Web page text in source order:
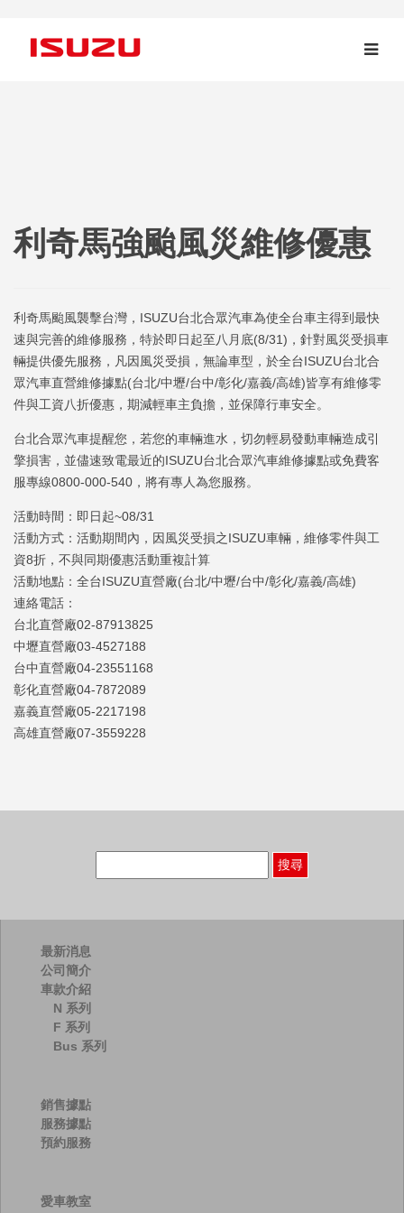
利奇馬強颱風災維修優惠
利奇馬颱風襲擊台灣，ISUZU台北合眾汽車為使全台車主得到最快
速與完善的維修服務，特於即日起至八月底(8/31)，針對風災受損車
輛提供優先服務，凡因風災受損，無論車型，於全台ISUZU台北合
眾汽車直營維修據點(台北/中壢/台中/彰化/嘉義/高雄)皆享有維修零
件與工資八折優惠，期減輕車主負擔，並保障行車安全。
台北合眾汽車提醒您，若您的車輛進水，切勿輕易發動車輛造成引
擎損害，並儘速致電最近的ISUZU台北合眾汽車維修據點或免費客
服專線0800-000-540，將有專人為您服務。
活動時間：即日起~08/31
活動方式：活動期間內，因風災受損之ISUZU車輛，維修零件與工
資8折，不與同期優惠活動重複計算
活動地點：全台ISUZU直營廠(台北/中壢/台中/彰化/嘉義/高雄)
連絡電話：
台北直營廠02-87913825
中壢直營廠03-4527188
台中直營廠04-23551168
彰化直營廠04-7872089
嘉義直營廠05-2217198
高雄直營廠07-3559228
搜
關
最新消息
公司簡介
車款介紹
N 系列
F 系列
Bus 系列
銷售據點
服務據點
預約服務
愛車教室